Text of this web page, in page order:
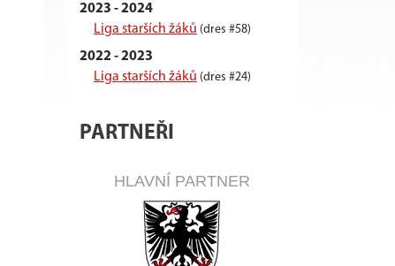
2023 - 2024
Liga starších žáků (dres #58)
2022 - 2023
Liga starších žáků (dres #24)
PARTNEŘI
HLAVNÍ PARTNER